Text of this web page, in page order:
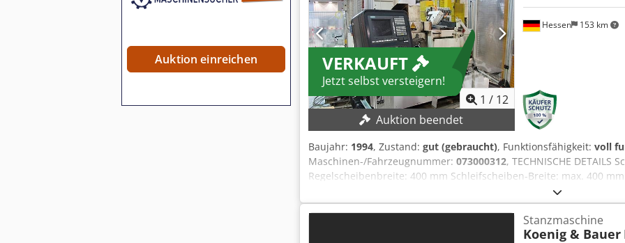
Auktion einreichen VERKAUFT
Jetzt selbst versteigern!
1 / 12
Auktion beendet
Hessen 153 km
Baujahr: 1994, Zustand: gut (gebraucht), Funktionsfähigkeit: voll
Maschinen-/Fahrzeugnummer: 073000312, TECHNISCHE
Regelscheibenbreite: 400 mm Schleifscheiben-Breite: max. 400
Profiltiefe: max. 15 mm Gr. Werkstücklänge Einstechschleifen: 500
Regelscheibendrehzahl: 10 - 150 1/min Regelscheiben-Antrieb: 3
Regelscheibe schrägstellbar: +2° / -6 ° Umfangsgeschwindigkeit:
Maschinengewicht: ca.10 t Betriebsspannung: 400 V / 3 Phasen / 50
Stanzmaschine
Koenig & Bauer